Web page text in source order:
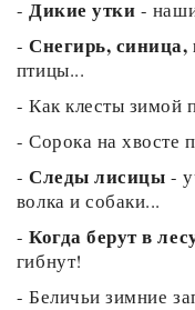
- Дикие утки -
- Снегирь, синица,
птицы...
- Как клесты зимой
- Сорока на хвосте
- Следы лисицы -
волка и собаки...
- Когда берут в
гибнут!
- Беличьи зимние